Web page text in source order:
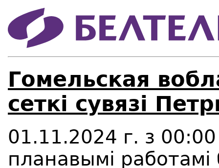
Гомельская
сеткі сувязі
01.11.2024 г. з
планавымі